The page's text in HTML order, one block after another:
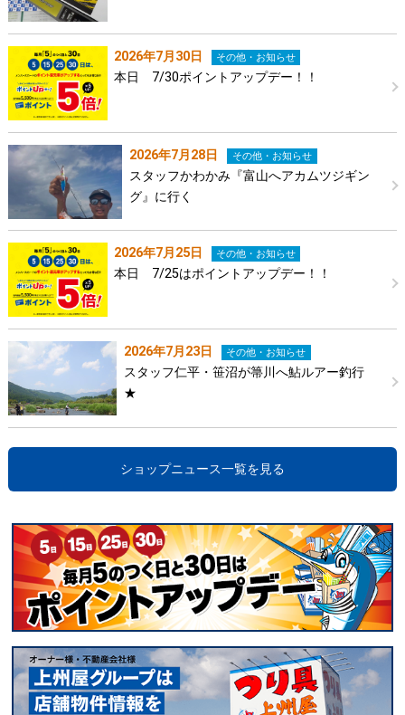
2026年7月30日 その他・お知らせ
本日 7/30ポイントアップデー！！
2026年7月28日 その他・お知らせ
スタッフかわかみ『富山へアカムツジギン
グ』に行く
2026年7月25日 その他・お知らせ
本日 7/25はポイントアップデー！！
2026年7月23日 その他・お知らせ
スタッフ仁平・笹沼が箒川へ鮎ルアー釣行
★
ショップニュース一覧を見る